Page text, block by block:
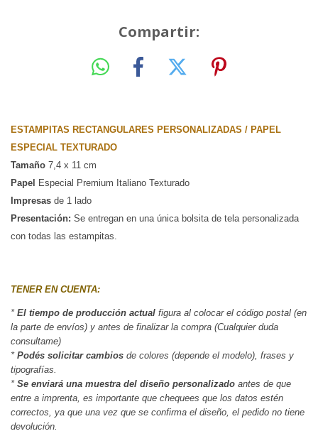
Compartir:
ESTAMPITAS RECTANGULARES PERSONALIZADAS / PAPEL
ESPECIAL TEXTURADO
Tamaño 7,4 x 11 cm
Papel
Especial Premium Italiano Texturado
Impresas de 1 lado
Presentación: Se entregan en una única bolsita de tela personalizada
con todas las estampitas.
TENER EN CUENTA:
* El tiempo de producción actual figura al colocar el código postal (en
la parte de envíos) y antes de finalizar la compra (Cualquier duda
consultame)
* Podés solicitar cambios de colores (depende el modelo), frases y
tipografías.
* Se enviará una muestra del diseño personalizado antes de que
entre a imprenta, es importante que chequees que los datos estén
correctos, ya que una vez que se confirma el diseño, el pedido no tiene
devolución.